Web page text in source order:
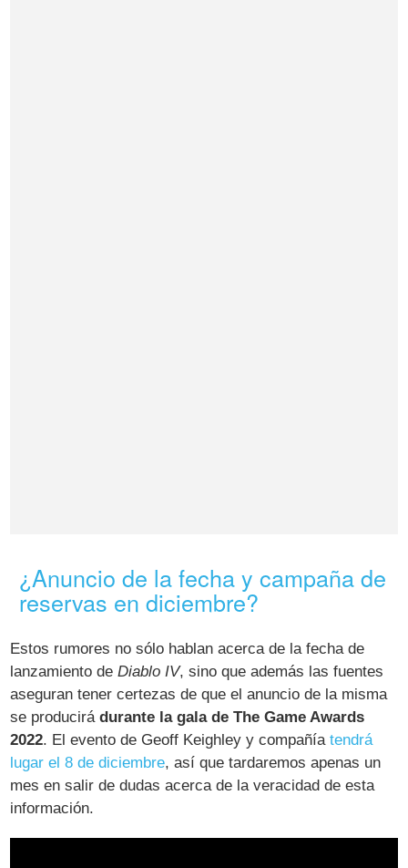
¿Anuncio de la fecha y campaña de
reservas en diciembre?
Estos rumores no sólo hablan acerca de la fecha de
lanzamiento deDiablo IV, sino que además las fuentes
aseguran tener certezas de que el anuncio de la misma
se producirádurante la gala de The Game Awards
2022. El evento de Geoff Keighley y compañíatendrá
lugar el 8 de diciembre, así que tardaremos apenas un
mes en salir de dudas acerca de la veracidad de esta
información.